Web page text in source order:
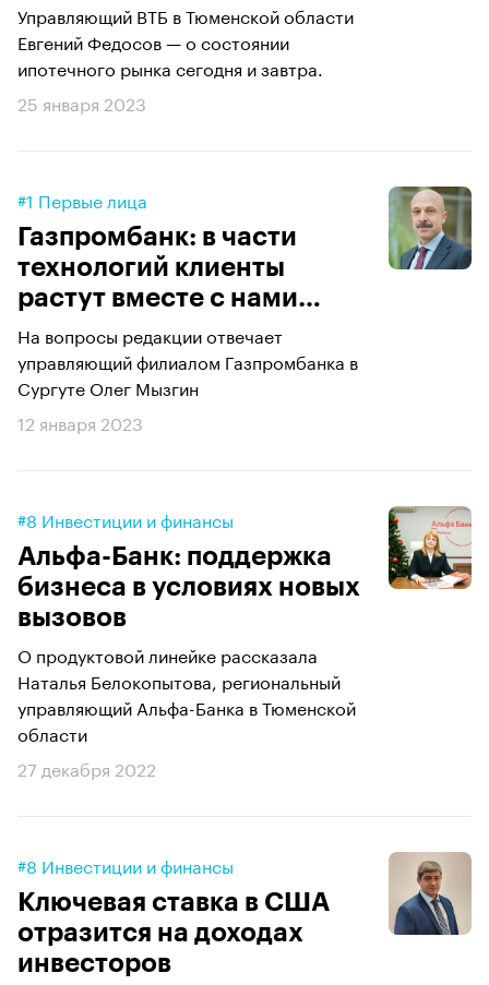
Управляющий ВТБ в Тюменской области
Евгений Федосов — о состоянии
ипотечного рынка сегодня и завтра.
25 января 2023
#1 Первые лица
Газпромбанк: в части
технологий клиенты
растут вместе с нами…
На вопросы редакции отвечает
управляющий филиалом Газпромбанка в
Сургуте Олег Мызгин
12 января 2023
#8 Инвестиции и финансы
Альфа-Банк: поддержка
бизнеса в условиях новых
вызовов
О продуктовой линейке рассказала
Наталья Белокопытова, региональный
управляющий Альфа-Банка в Тюменской
области
27 декабря 2022
#8 Инвестиции и финансы
Ключевая ставка в США
отразится на доходах
инвесторов